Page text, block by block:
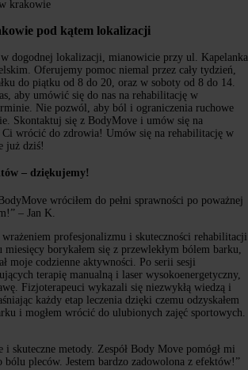
pod kątem lokalizacji
dogodnej lokalizacji, mianowicie przy ul. Kapelanka
Oferujemy pomoc niemal przez cały tydzień,
do piątku od 8 do 20, oraz w soboty od 8 do 14.
aby umówić się do nas na rehabilitację w
Nie pozwól, aby ból i ograniczenia ruchowe
Skontaktuj się z BodyMove i umów się na
Ci wrócić do zdrowia! Umów się na rehabilitację w
już dziś!
– dziękujemy!
wróciłem do pełni sprawności po poważnej
– Jan K.
wrażeniem profesjonalizmu i skuteczności rehabilitacji
borykałem się z przewlekłym bólem barku,
moje codzienne aktywności. Po serii sesji
terapię manualną i laser wysokoenergetyczny,
Fizjoterapeuci wykazali się niezwykłą wiedzą i
każdy etap leczenia dzięki czemu odzyskałem
i mogłem wrócić do ulubionych zajęć sportowych.
i skuteczne metody. Zespół Body Move pomógł mi
bólu pleców. Jestem bardzo zadowolona z efektów!”